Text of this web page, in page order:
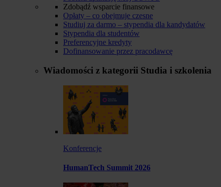
Zdobądź wsparcie finansowe
Opłaty – co obejmuje czesne
Studiuj za darmo – stypendia dla kandydatów
Stypendia dla studentów
Preferencyjne kredyty
Dofinansowanie przez pracodawcę
Wiadomości z kategorii Studia i szkolenia
Konferencje
HumanTech Summit 2026